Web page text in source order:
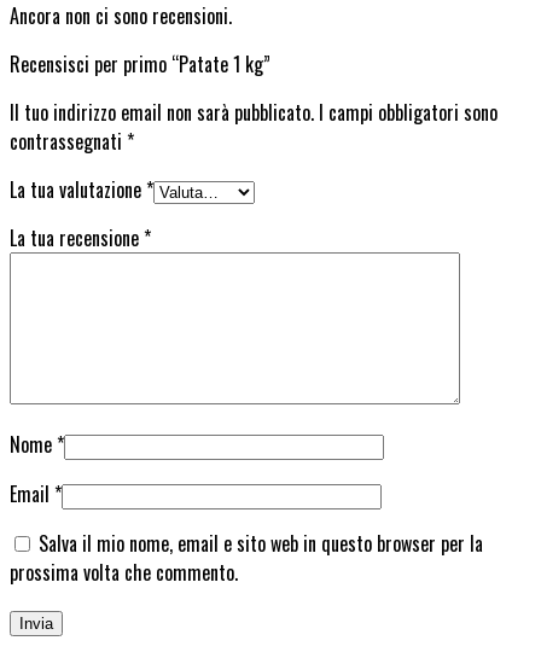
Ancora non ci sono recensioni.
Recensisci per primo “Patate 1 kg”
Il tuo indirizzo email non sarà pubblicato. I campi obbligatori sono
contrassegnati *
La tua valutazione*
La tua recensione*
Nome*
Email *
Salva il mio nome, email e sito web in questo browser per la
prossima volta che commento.